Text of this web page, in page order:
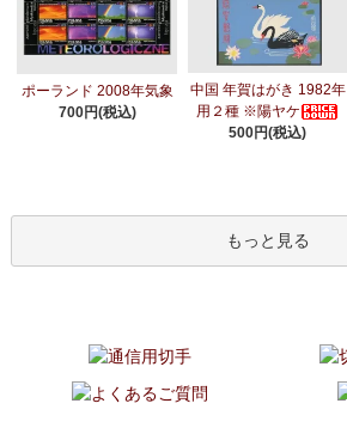
ポーランド 2008年気象
700円(税込)
中国 年賀はがき 1982年
用２種 ※陽ヤケ
500円(税込)
もっと見る